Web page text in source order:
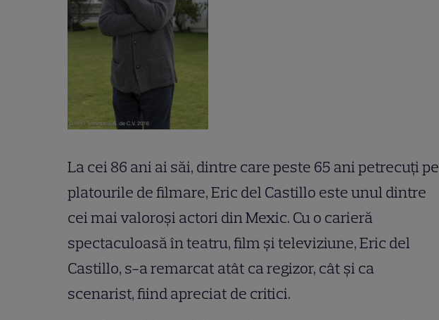
La cei 86 ani ai săi, dintre care peste 65 ani petrecuți pe
platourile de filmare, Eric del Castillo este unul dintre
cei mai valoroși actori din Mexic. Cu o carieră
spectaculoasă în teatru, film și televiziune, Eric del
Castillo, s-a remarcat atât ca regizor, cât și ca
scenarist, fiind apreciat de critici.